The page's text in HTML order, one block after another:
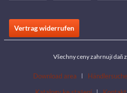
Vertrag widerrufen
Všechny ceny zahrnují daň
Download area Händlersuche